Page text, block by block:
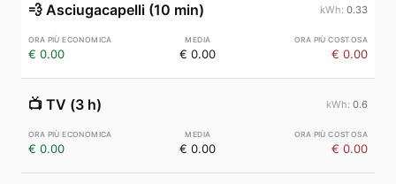
💨 Asciugacapelli (10 min) 0.33
€ 0.00 € 0.00 € 0.00
📺 TV (3 h) 0.6
€ 0.00 € 0.00 € 0.00